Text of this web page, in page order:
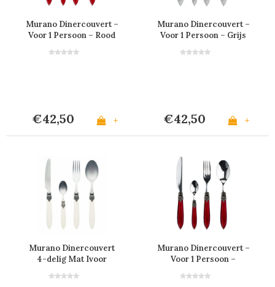
Murano Dinercouvert –
Voor 1 Persoon – Rood
€42,50 +
Murano Dinercouvert –
Voor 1 Persoon – Grijs
€42,50 +
Murano Dinercouvert
4-delig Mat Ivoor
Murano Dinercouvert –
Voor 1 Persoon –